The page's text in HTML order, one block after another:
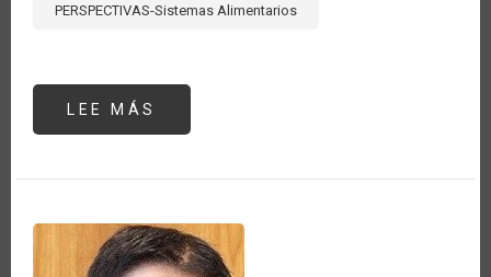
PERSPECTIVAS-Sistemas Alimentarios
LEE MÁS
SISTEMAS
LOS
ORGANISMOS
INTERNACIONALES